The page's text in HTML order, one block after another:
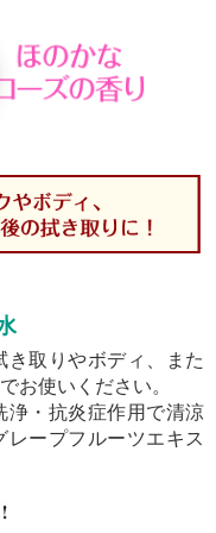
き取りやボディ、また
お使いください。
浄・抗炎症作用で清涼
ープフルーツエキス